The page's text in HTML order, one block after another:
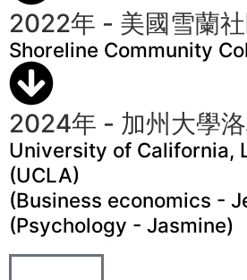
2022年 - 美國雪蘭
Shoreline Community
2024年 - 加州大學
University of California,
(UCLA)
(Business economics -
(Psychology - Jasmine)